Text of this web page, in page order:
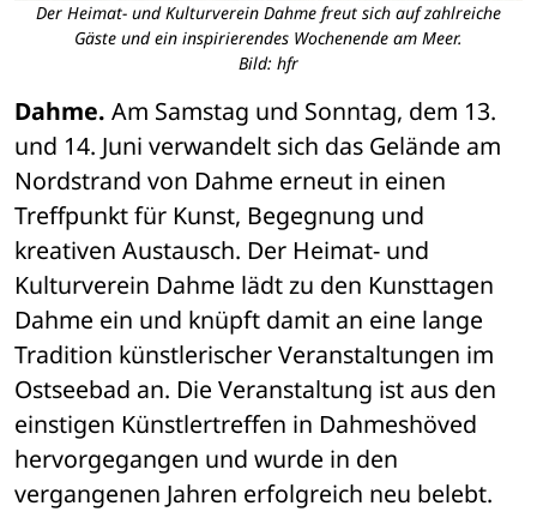
Der Heimat- und Kulturverein Dahme freut sich auf zahlreiche
Gäste und ein inspirierendes Wochenende am Meer.
Bild: hfr
Dahme. Am Samstag und Sonntag, dem 13.
und 14. Juni verwandelt sich das Gelände am
Nordstrand von Dahme erneut in einen
Treffpunkt für Kunst, Begegnung und
kreativen Austausch. Der Heimat- und
Kulturverein Dahme lädt zu den Kunsttagen
Dahme ein und knüpft damit an eine lange
Tradition künstlerischer Veranstaltungen im
Ostseebad an. Die Veranstaltung ist aus den
einstigen Künstlertreffen in Dahmeshöved
hervorgegangen und wurde in den
vergangenen Jahren erfolgreich neu belebt.